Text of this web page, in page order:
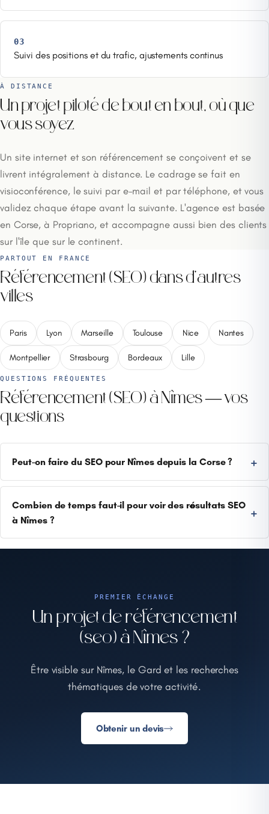
03
Suivi des positions et du trafic, ajustements continus
À DISTANCE
Un projet piloté de bout en bout, où que
vous soyez
Un site internet et son référencement se conçoivent et se
livrent intégralement à distance. Le cadrage se fait en
visioconférence, le suivi par e-mail et par téléphone, et vous
validez chaque étape avant la suivante. L'agence est basée
en Corse, à Propriano, et accompagne aussi bien des clients
sur l'île que sur le continent.
PARTOUT EN FRANCE
Référencement (SEO) dans d'autres
villes
Paris Lyon Marseille Toulouse Nice Nantes
Montpellier Strasbourg Bordeaux Lille
QUESTIONS FRÉQUENTES
Référencement (SEO) à Nîmes — vos
questions
Peut-on faire du SEO pour Nîmes depuis la Corse ?
Combien de temps faut-il pour voir des résultats SEO
à Nîmes ?
PREMIER ÉCHANGE
Un projet de référencement
(seo) à Nîmes ?
Être visible sur Nîmes, le Gard et les recherches
thématiques de votre activité.
Obtenir un devis